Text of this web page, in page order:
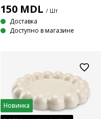
150 MDL / Шт
Доставка
Доступно в магазине
Новинка